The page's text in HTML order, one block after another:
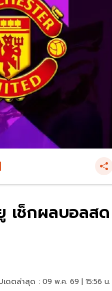
เช็กผลบอลสด
เดตล่าสุด : 09 พ.ค. 69 | 15:56 น.